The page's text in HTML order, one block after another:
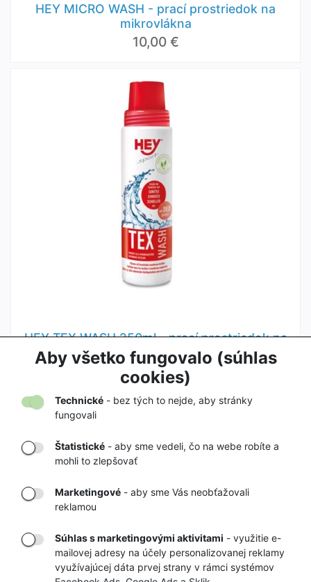
Aby všetko fungovalo (súhlas
cookies)
Technické - bez tých to nejde, aby stránky
fungovali
Štatistické - aby sme vedeli, čo na webe robíte a
mohli to zlepšovať
Marketingové - aby sme Vás neobťažovali
reklamou
Súhlas s marketingovými aktivitami - využitie e-
mailovej adresy na účely personalizovanej reklamy
využívajúcej dáta prvej strany v rámci systémov
HEY MICRO WASH - prací prostriedok na
mikrovlákna
10,00 €
HEY TEX WASH 250ml - prací prostriedok na
textílie
10,00 €
DORUČENIE
TOVARU AŽ K
VÁM DOMOV
OBCHOD
RÝCHLE
GARANCIA